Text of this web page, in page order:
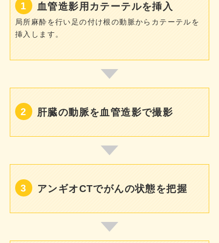
血管造影用カテーテルを挿入
局所麻酔を行い足の付け根の動脈からカテーテルを
挿入します。
肝臓の動脈を血管造影で撮影
アンギオCTでがんの状態を把握